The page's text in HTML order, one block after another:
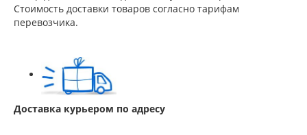
Стоимость доставки товаров согласно тарифам
перевозчика.
Доставка курьером по адресу